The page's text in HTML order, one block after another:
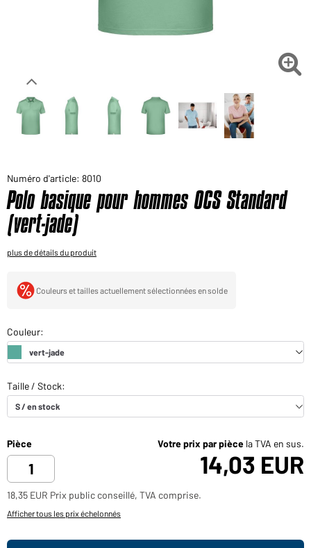

Numéro d'article: 8010
Polo basique pour hommes OCS Standard
(vert-jade)
plus de détails du produit
Couleurs et tailles actuellement sélectionnées en solde
Pièce Votre prix par pièce la TVA en sus.
14,03 EUR
18,35 EUR Prix public conseillé, TVA comprise.
Afficher tous les prix échelonnés